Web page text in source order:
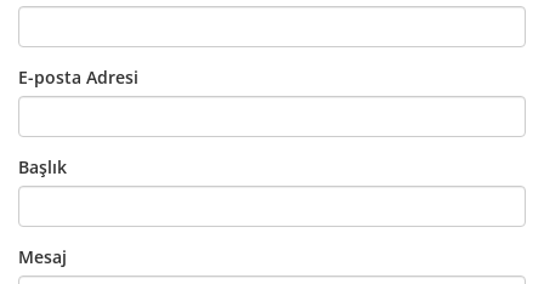
E-posta Adresi
Başlık
Mesaj